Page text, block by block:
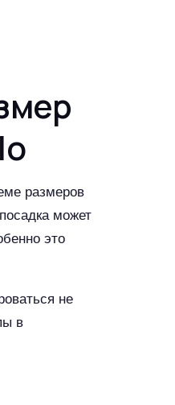
размеров
может
это
не
в